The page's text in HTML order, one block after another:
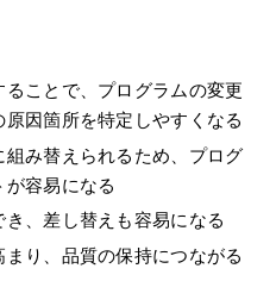
ことで、プログラムの変更
因箇所を特定しやすくなる
み替えられるため、プログ
容易になる
、差し替えも容易になる
り、品質の保持につながる